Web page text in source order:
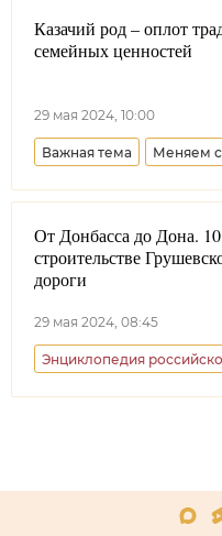
Виталий Кузнецов
Образование
Казачий род – оплот
семейных ценностей
29 мая 2024, 10:00
Важная тема Меняем
Союз казаков-воинов
Центральное казачье
Оренбургская область
От Донбасса до Дона.
строительстве
дороги
29 мая 2024, 08:45
Энциклопедия